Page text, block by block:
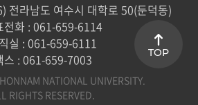
전라남도 여수시 대학로 50(둔덕동)
전화 : 061-659-6114
실 : 061-659-6111
스 : 061-659-7003
NATIONAL UNIVERSITY.
RIGHTS RESERVED.
TOP